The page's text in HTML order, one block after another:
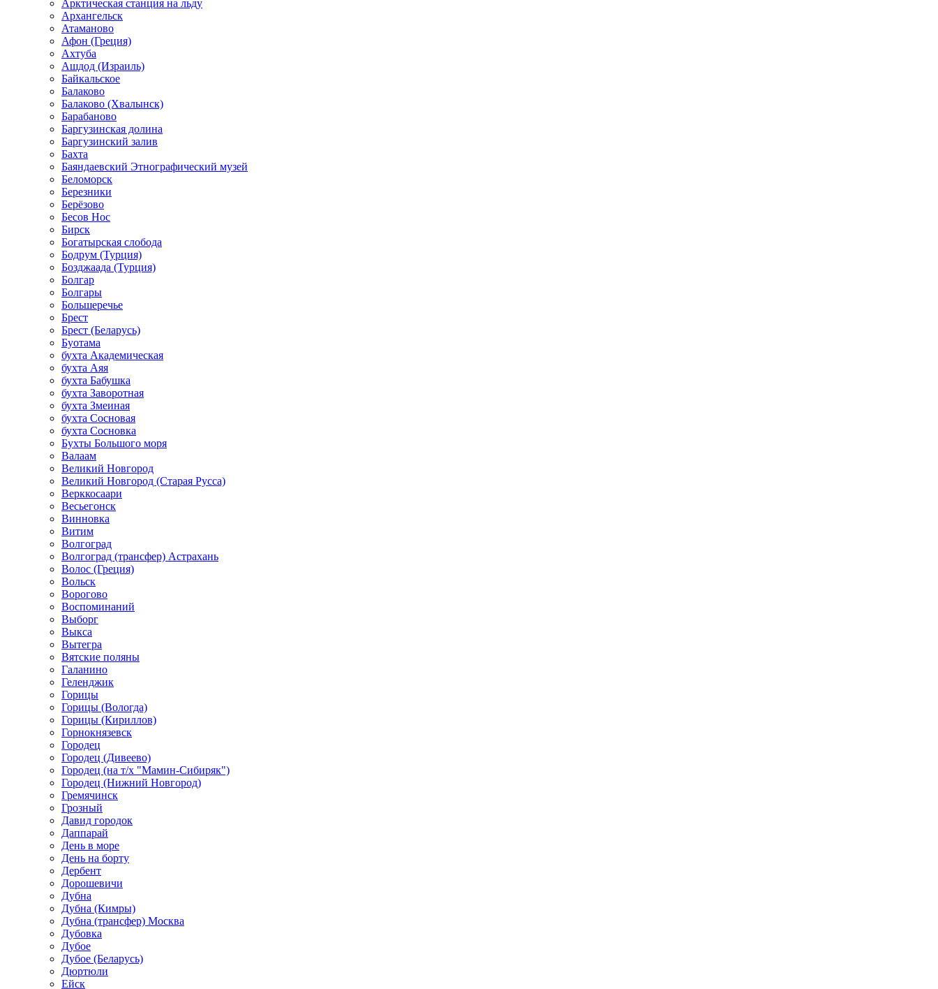
Арктическая станция на льду
Архангельск
Атаманово
Афон (Греция)
Ахтуба
Ашдод (Израиль)
Байкальское
Балаково
Балаково (Хвалынск)
Барабаново
Баргузинская долина
Баргузинский залив
Бахта
Баяндаевский Этнографический музей
Беломорск
Березники
Берёзово
Бесов Нос
Бирск
Богатырская слобода
Бодрум (Турция)
Бозджаада (Турция)
Болгар
Болгары
Большеречье
Брест
Брест (Беларусь)
Буотама
бухта Академическая
бухта Аяя
бухта Бабушка
бухта Заворотная
бухта Змеиная
бухта Сосновая
бухта Сосновка
Бухты Большого моря
Валаам
Великий Новгород
Великий Новгород (Старая Русса)
Верккосаари
Весьегонск
Винновка
Витим
Волгоград
Волгоград (трансфер) Астрахань
Волос (Греция)
Вольск
Ворогово
Воспоминаний
Выборг
Выкса
Вытегра
Вятские поляны
Галанино
Геленджик
Горицы
Горицы (Вологда)
Горицы (Кириллов)
Горнокнязевск
Городец
Городец (Дивеево)
Городец (на т/х "Мамин-Сибиряк")
Городец (Нижний Новгород)
Гремячинск
Грозный
Давид городок
Даппарай
День в море
День на борту
Дербент
Дорошевичи
Дубна
Дубна (Кимры)
Дубна (трансфер) Москва
Дубовка
Дубое
Дубое (Беларусь)
Дюртюли
Ейск